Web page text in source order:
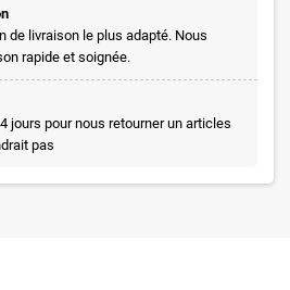
de livraison le plus adapté. Nous
rapide et soignée.
jours pour nous retourner un articles
pas